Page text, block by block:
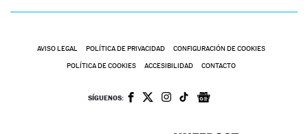
AVISO LEGAL POLÍTICA DE PRIVACIDAD CONFIGURACIÓN DE COOKIES
POLÍTICA DE COOKIES ACCESIBILIDAD CONTACTO
SÍGUENOS: